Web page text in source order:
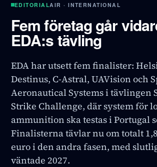
EDITORIALAIR · INTERNATIONAL
Fem företag går
EDA:s tävling
EDA har utsett fem finalister:
Destinus, C-Astral, UAVision och
Aeronautical Systems i tävlingen
Strike Challenge, där system för
ammunition ska testas i Portugal
Finalisterna tävlar nu om totalt
euro i den andra fasen, med
väntade 2027.